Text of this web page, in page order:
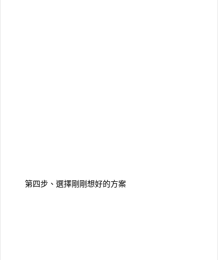
第四步、選擇剛剛想好的方案